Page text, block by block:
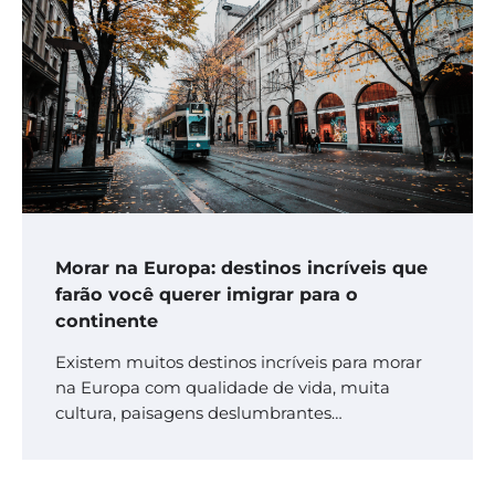
Morar na Europa: destinos incríveis que
farão você querer imigrar para o
continente
Existem muitos destinos incríveis para morar
na Europa com qualidade de vida, muita
cultura, paisagens deslumbrantes…